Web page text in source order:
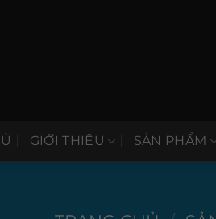
GIỚI THIỆU SẢN PHẨM